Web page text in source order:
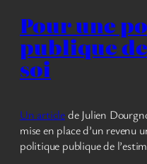
Pour une
publique
soi
Un articlede Julien
mise en place d’un revenu
politique publique de